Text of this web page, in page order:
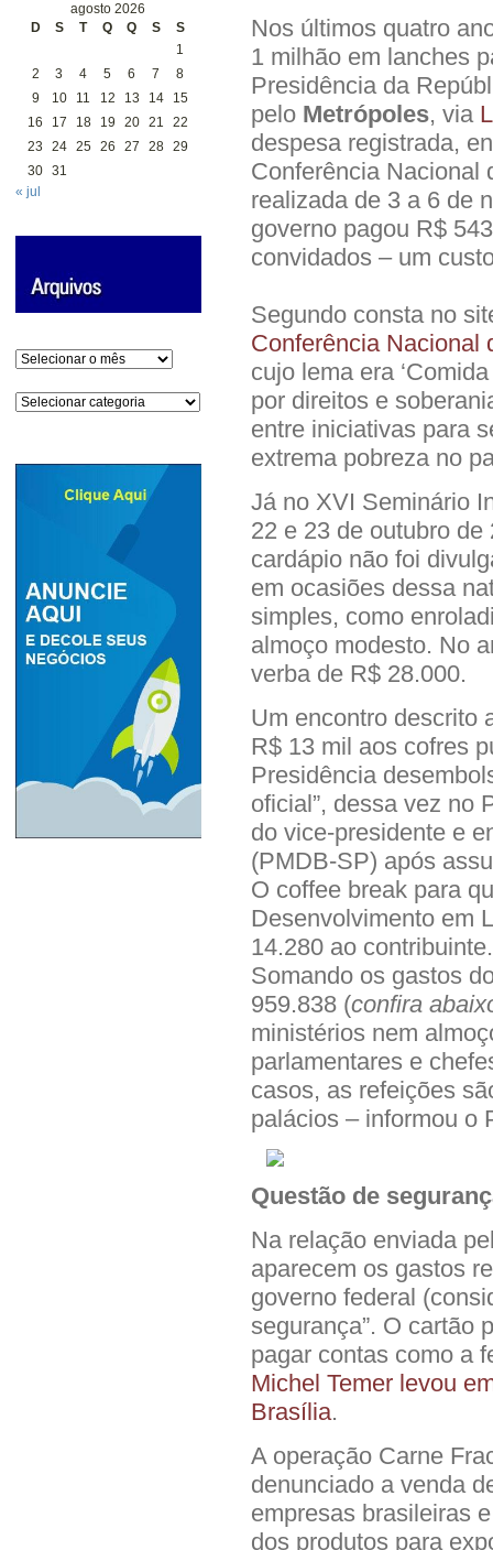
agosto 2026
D
S T Q Q S
S
1
2
3 4 5 6 7
8
9
10 11 12 13 14
15
16
17 18 19 20 21
22
23
24 25 26 27 28 29
30 31
« jul
Arquivos
Categorias
Nos últimos quatro
1 milhão em lanches
Presidência da
pelo Metrópoles, via
despesa registrada,
Conferência Nacional
realizada de 3 a 6 de
governo pagou R$
convidados – um
Segundo consta no
Conferência Nacional
cujo lema era
por direitos e
entre iniciativas para
extrema pobreza no
Já no XVI Seminário
22 e 23 de outubro
cardápio não foi
em ocasiões dessa
simples, como
almoço modesto. No
verba de R$ 28.000.
Um encontro descrito
R$ 13 mil aos cofres
Presidência
oficial”, dessa vez no
do vice-presidente e
(PMDB-SP) após
O coffee break para
Desenvolvimento em
14.280 ao contribuinte.
Somando os gastos
959.838 (confira
ministérios nem
parlamentares e
casos, as refeições
palácios – informou o
Questão de
Na relação enviada
aparecem os gastos
governo federal
segurança”. O cartão
pagar contas como a
Michel Temer levou
Brasília.
A operação Carne
denunciado a venda
empresas brasileiras
dos produtos para